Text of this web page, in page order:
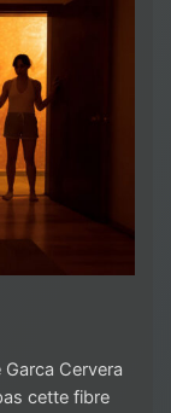
Cervera
cette fibre